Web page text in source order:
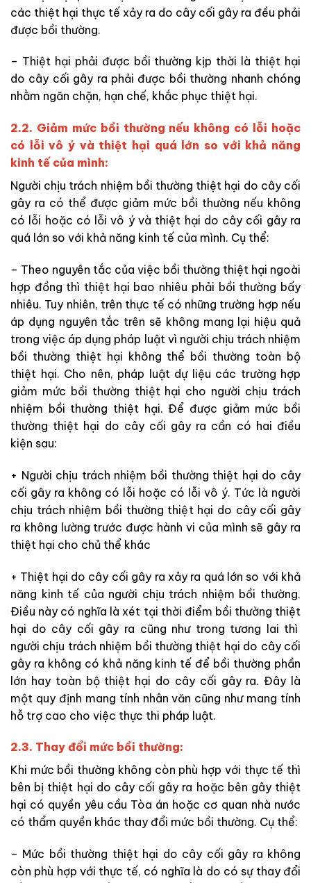
các thiệt hại thực tế xảy ra do cây cối gây ra đều phải
được bồi thường.
– Thiệt hại phải được bồi thường kịp thời là thiệt hại
do cây cối gây ra phải được bồi thường nhanh chóng
nhằm ngăn chặn, hạn chế, khắc phục thiệt hại.
2.2. Giảm mức bồi thường nếu không có lỗi hoặc
có lỗi vô ý và thiệt hại quá lớn so với khả năng
kinh tế của mình:
Người chịu trách nhiệm bồi thường thiệt hại do cây cối
gây ra có thể được giảm mức bồi thường nếu không
có lỗi hoặc có lỗi vô ý và thiệt hại do cây cối gây ra
quá lớn so với khả năng kinh tế của mình. Cụ thể:
– Theo nguyên tắc của việc bồi thường thiệt hại ngoài
hợp đồng thì thiệt hại bao nhiêu phải bồi thường bấy
nhiêu. Tuy nhiên, trên thực tế có những trường hợp nếu
áp dụng nguyên tắc trên sẽ không mang lại hiệu quả
trong việc áp dụng pháp luật vì người chịu trách nhiệm
bồi thường thiệt hại không thể bồi thường toàn bộ
thiệt hại. Cho nên, pháp luật dự liệu các trường hợp
giảm mức bồi thường thiệt hại cho người chịu trách
nhiệm bồi thường thiệt hại. Để được giảm mức bồi
thường thiệt hại do cây cối gây ra cần có hai điều
kiện sau:
+ Người chịu trách nhiệm bồi thường thiệt hại do cây
cối gây ra không có lỗi hoặc có lỗi vô ý. Tức là người
chịu trách nhiệm bồi thường thiệt hại do cây cối gây
ra không lường trước được hành vi của mình sẽ gây ra
thiệt hại cho chủ thể khác
+ Thiệt hại do cây cối gây ra xảy ra quá lớn so với khả
năng kinh tế của người chịu trách nhiệm bồi thường.
Điều này có nghĩa là xét tại thời điểm bồi thường thiệt
hại do cây cối gây ra cũng như trong tương lai thì
người chịu trách nhiệm bồi thường thiệt hại do cây cối
gây ra không có khả năng kinh tế để bồi thường phần
lớn hay toàn bộ thiệt hại do cây cối gây ra. Đây là
một quy định mang tính nhân văn cũng như mang tính
hỗ trợ cao cho việc thực thi pháp luật.
2.3. Thay đổi mức bồi thường:
Khi mức bồi thường không còn phù hợp với thực tế thì
bên bị thiệt hại do cây cối gây ra hoặc bên gây thiệt
hại có quyền yêu cầu Tòa án hoặc cơ quan nhà nước
có thẩm quyền khác thay đổi mức bồi thường. Cụ thể:
– Mức bồi thường thiệt hại do cây cối gây ra không
còn phù hợp với thực tế, có nghĩa là do có sự thay đổi